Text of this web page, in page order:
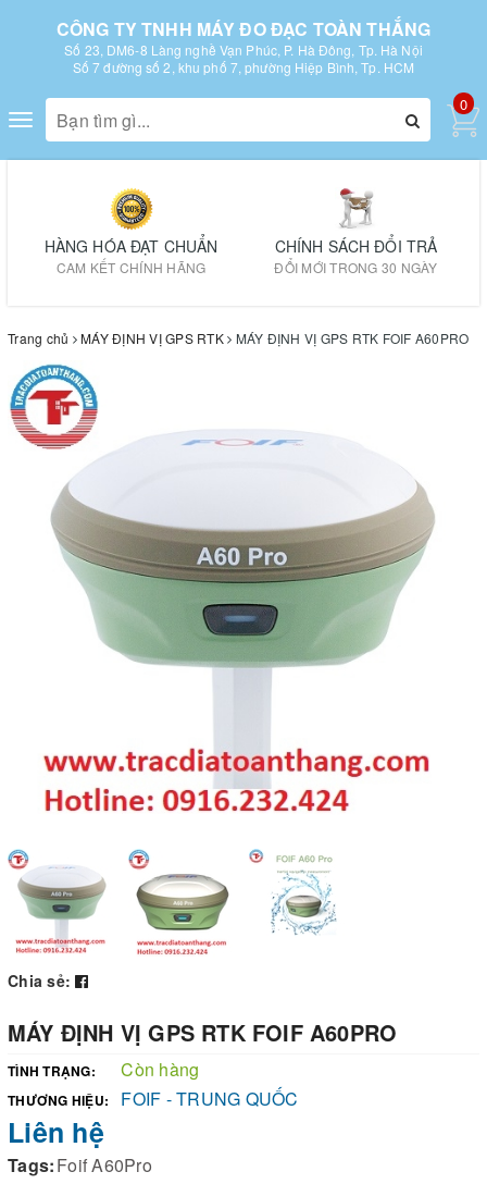
CÔNG TY TNHH MÁY ĐO ĐẠC TOÀN THẮNG
Số 23, DM6-8 Làng nghề Vạn Phúc, P. Hà Đông, Tp. Hà Nội
Số 7 đường số 2, khu phố 7, phường Hiệp Bình, Tp. HCM
Toggle
navigation
0
HÀNG HÓA ĐẠT CHUẨN
CAM KẾT CHÍNH HÃNG
CHÍNH SÁCH ĐỔI TRẢ
ĐỔI MỚI TRONG 30 NGÀY
Trang chủ MÁY ĐỊNH VỊ GPS RTK MÁY ĐỊNH VỊ GPS RTK FOIF A60PRO
Chia sẻ:
MÁY ĐỊNH VỊ GPS RTK FOIF A60PRO
TÌNH TRẠNG: Còn hàng
THƯƠNG HIỆU: FOIF - TRUNG QUỐC
Liên hệ
Tags:Foif A60Pro